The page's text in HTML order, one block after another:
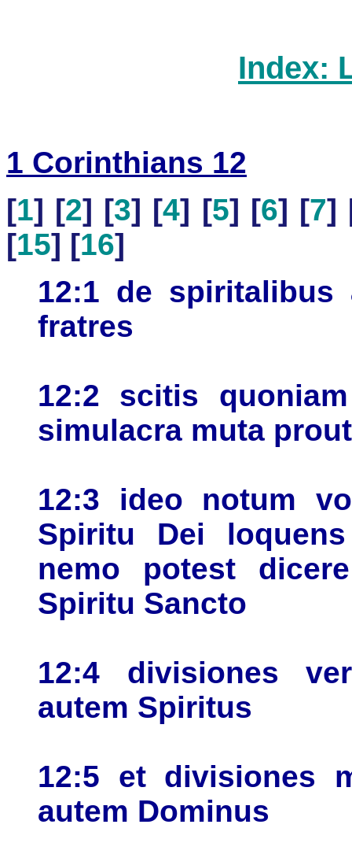
Index:
1 Corinthians 12
[1] [2] [3] [4] [5] [6] [7]
[15] [16]
12:1 de spiritalibus
fratres
12:2 scitis
simulacra muta
12:3 ideo notum
Spiritu Dei
nemo potest
Spiritu Sancto
12:4 divisiones
autem Spiritus
12:5 et divisiones
autem Dominus